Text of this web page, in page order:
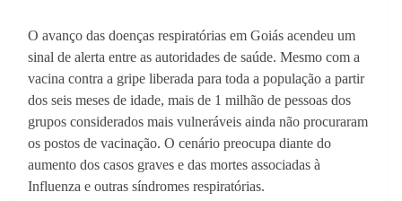
O avanço das doenças respiratórias em Goiás acendeu um
sinal de alerta entre as autoridades de saúde. Mesmo com a
vacina contra a gripe liberada para toda a população a partir
dos seis meses de idade, mais de 1 milhão de pessoas dos
grupos considerados mais vulneráveis ainda não procuraram
os postos de vacinação. O cenário preocupa diante do
aumento dos casos graves e das mortes associadas à
Influenza e outras síndromes respiratórias.